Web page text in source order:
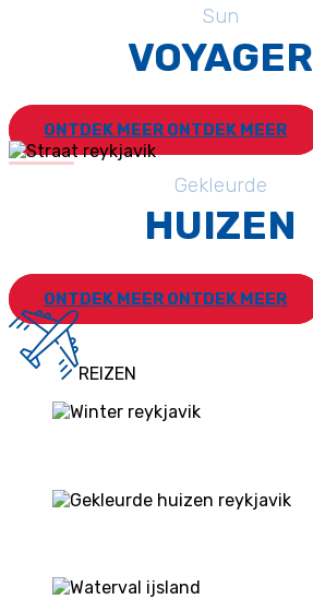
Sun
VOYAGER
ONTDEK MEER ONTDEK MEER
Gekleurde
HUIZEN
ONTDEK MEER ONTDEK MEER
REIZEN